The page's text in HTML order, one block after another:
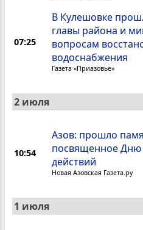
07:25
В Кулешовке
главы района и
вопросам
водоснабжения
Газета «Приазовье»
2 июля
10:54
Азов: прошло
посвященное Дню
действий
Новая Азовская Газета.ру
1 июля